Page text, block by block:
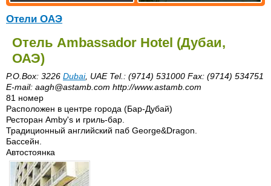
Отели ОАЭ
Отель Ambassador Hotel (Дубаи,
ОАЭ)
P.O.Box: 3226 Dubai, UAE Tel.: (9714) 531000 Fax: (9714) 534751
E-mail: aagh@astamb.com http://www.astamb.com
81 номер
Расположен в центре города (Бар-Дубай)
Ресторан Amby's и гриль-бар.
Традиционный английский паб George&Dragon.
Бассейн.
Автостоянка